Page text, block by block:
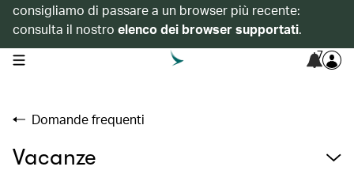
consigliamo di passare a un browser più recente:
consulta il nostro elenco dei browser supportati.
open navigation menu 7
Domande frequenti
Vacanze